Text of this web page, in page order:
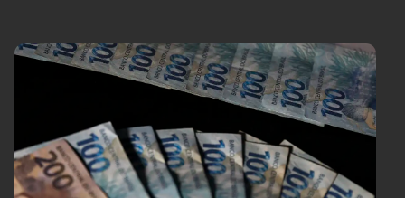
Agronegócios
Tecnologia
Cinema
Comportamento
Cultura
Educação
Infraestrutura
Internacional
Meio Ambiente
Podcast
Política
Saúde
Tempo